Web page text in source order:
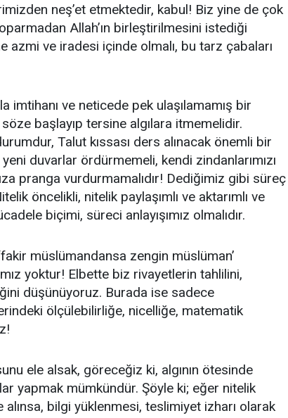
neş’et etmektedir, kabul! Biz yine de çok
Allah’ın birleştirilmesini istediği
azmi ve iradesi içinde olmalı, bu tarz çabaları
ve neticede pek ulaşılamamış bir
başlayıp tersine algılara itmemelidir.
Talut kıssası ders alınacak önemli bir
duvarlar ördürmemeli, kendi zindanlarımızı
pranga vurdurmamalıdır! Dediğimiz gibi süreç
öncelikli, nitelik paylaşımlı ve aktarımlı ve
biçimi, süreci anlayışımız olmalıdır.
müslümandansa zengin müslüman’
yoktur! Elbette biz rivayetlerin tahlilini,
düşünüyoruz. Burada ise sadece
ölçülebilirliğe, nicelliğe, matematik
ele alsak, göreceğiz ki, algının ötesinde
yapmak mümkündür. Şöyle ki; eğer nitelik
bilgi yüklenmesi, teslimiyet izharı olarak